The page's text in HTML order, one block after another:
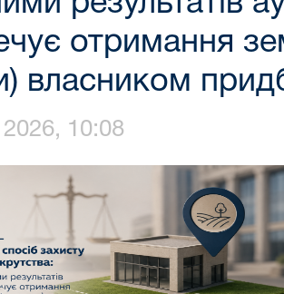
отримання
власником
10:08